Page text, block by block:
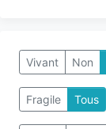
Vivant Non
Fragile Tous